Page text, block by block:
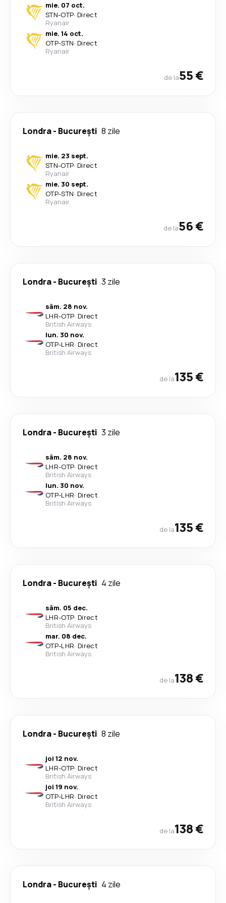
mie. 07 oct.
STN-OTP· Direct
Ryanair
mie. 14 oct.
OTP-STN· Direct
Ryanair
de la55 €
Londra- București 8 zile
mie. 23 sept.
STN-OTP· Direct
Ryanair
mie. 30 sept.
OTP-STN· Direct
Ryanair
de la56 €
Londra- București 3 zile
sâm. 28 nov.
LHR-OTP· Direct
British Airways
lun. 30 nov.
OTP-LHR· Direct
British Airways
de la135 €
Londra- București 3 zile
sâm. 28 nov.
LHR-OTP· Direct
British Airways
lun. 30 nov.
OTP-LHR· Direct
British Airways
de la135 €
Londra- București 4 zile
sâm. 05 dec.
LHR-OTP· Direct
British Airways
mar. 08 dec.
OTP-LHR· Direct
British Airways
de la138 €
Londra- București 8 zile
joi 12 nov.
LHR-OTP· Direct
British Airways
joi 19 nov.
OTP-LHR· Direct
British Airways
de la138 €
Londra- București 4 zile